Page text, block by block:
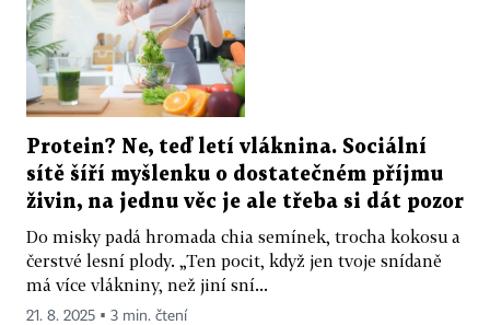
Protein? Ne, teď letí vláknina. Sociální
sítě šíří myšlenku o dostatečném příjmu
živin, na jednu věc je ale třeba si dát pozor
Do misky padá hromada chia semínek, trocha kokosu a
čerstvé lesní plody. „Ten pocit, když jen tvoje snídaně
má více vlákniny, než jiní sní...
21. 8. 2025 ▪ 3 min. čtení